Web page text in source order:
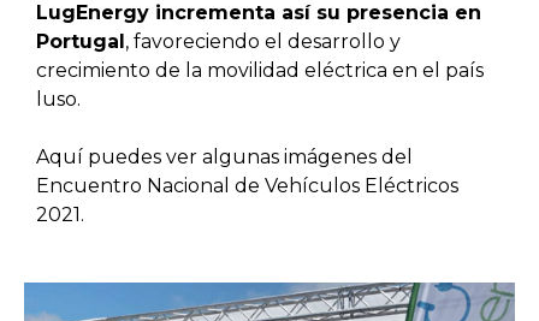
LugEnergy incrementa así su presencia en
Portugal , favoreciendo el desarrollo y
crecimiento de la movilidad eléctrica en el país
luso.
Aquí puedes ver algunas imágenes del
Encuentro Nacional de Vehículos Eléctricos
2021.